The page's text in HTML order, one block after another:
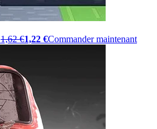
1,62 €1,22 €Commander maintenant